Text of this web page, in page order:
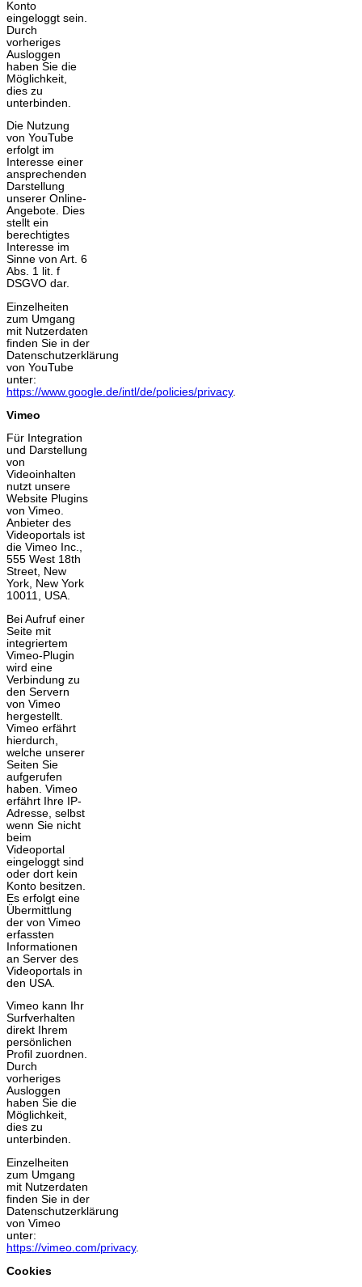
Konto
eingeloggt sein.
Durch
vorheriges
Ausloggen
haben Sie die
Möglichkeit,
dies zu
unterbinden.
Die Nutzung
von YouTube
erfolgt im
Interesse einer
ansprechenden
Darstellung
unserer Online-
Angebote. Dies
stellt ein
berechtigtes
Interesse im
Sinne von Art. 6
Abs. 1 lit. f
DSGVO dar.
Einzelheiten
zum Umgang
mit Nutzerdaten
finden Sie in der
Datenschutzerklärung
von YouTube
unter:
https://www.google.de/intl/de/policies/privacy.
Vimeo
Für Integration
und Darstellung
von
Videoinhalten
nutzt unsere
Website Plugins
von Vimeo.
Anbieter des
Videoportals ist
die Vimeo Inc.,
555 West 18th
Street, New
York, New York
10011, USA.
Bei Aufruf einer
Seite mit
integriertem
Vimeo-Plugin
wird eine
Verbindung zu
den Servern
von Vimeo
hergestellt.
Vimeo erfährt
hierdurch,
welche unserer
Seiten Sie
aufgerufen
haben. Vimeo
erfährt Ihre IP-
Adresse, selbst
wenn Sie nicht
beim
Videoportal
eingeloggt sind
oder dort kein
Konto besitzen.
Es erfolgt eine
Übermittlung
der von Vimeo
erfassten
Informationen
an Server des
Videoportals in
den USA.
Vimeo kann Ihr
Surfverhalten
direkt Ihrem
persönlichen
Profil zuordnen.
Durch
vorheriges
Ausloggen
haben Sie die
Möglichkeit,
dies zu
unterbinden.
Einzelheiten
zum Umgang
mit Nutzerdaten
finden Sie in der
Datenschutzerklärung
von Vimeo
unter:
https://vimeo.com/privacy.
Cookies